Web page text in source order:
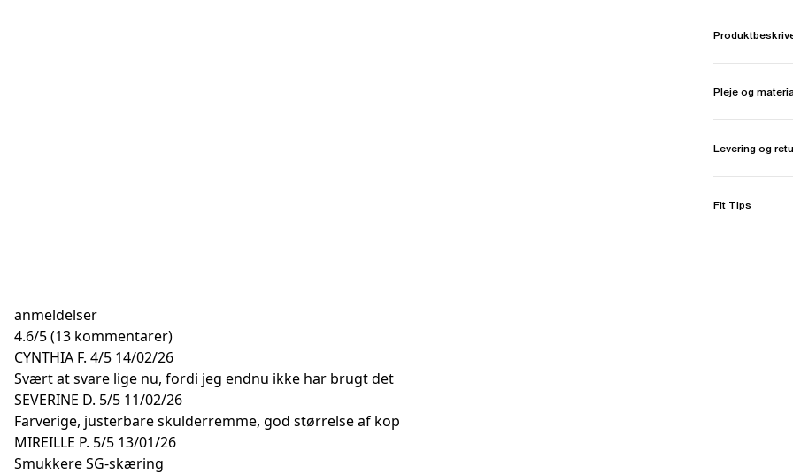
Pleje og
Levering og
Fit Tips
anmeldelser
4.6/5(13 kommentarer)
CYNTHIA F. 4/5 14/02/26
Svært at svare lige nu, fordi jeg endnu ikke har brugt det
SEVERINE D. 5/5 11/02/26
Farverige, justerbare skulderremme, god størrelse af kop
MIREILLE P. 5/5 13/01/26
Smukkere SG-skæring